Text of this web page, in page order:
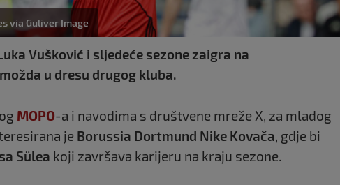
via Guliver Image
Vušković i sljedeće sezone zaigra na
u dresu drugog kluba.
MOPO-a i navodima s društvene mreže X, za mladog
je Borussia Dortmund Nike Kovača, gdje bi
Sülea koji završava karijeru na kraju sezone.